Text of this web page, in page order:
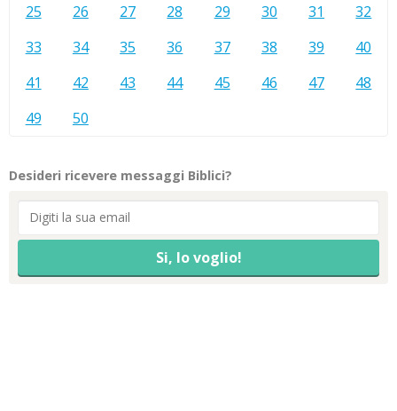
25
26 27 28 29 30 31
32
33
34 35 36 37 38 39
40
41
42 43 44 45 46 47
48
49
50
Desideri ricevere messaggi Biblici?